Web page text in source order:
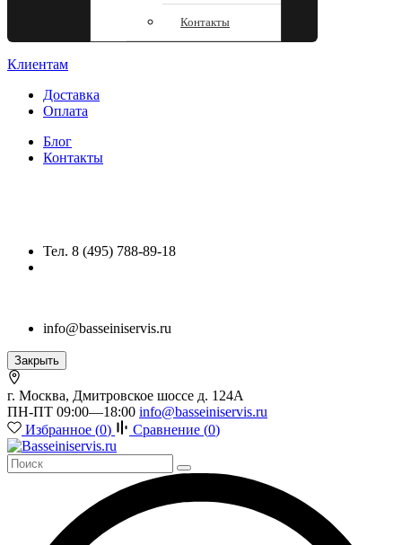
Контакты
Клиентам
Доставка
Оплата
Блог
Контакты
Тел. 8 (495) 788-89-18
info@basseiniservis.ru
Закрыть
г. Москва, Дмитровское шоссе д. 124А
ПН-ПТ 09:00—18:00 info@basseiniservis.ru
Избранное (0) Сравнение (0)